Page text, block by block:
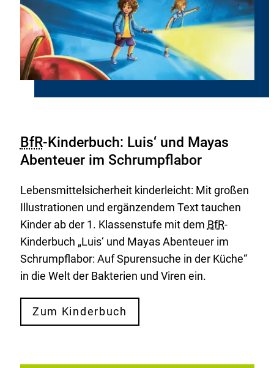
BfR-Kinderbuch: Luis‘ und Mayas
Abenteuer im Schrumpflabor
Lebensmittelsicherheit kinderleicht: Mit großen
Illustrationen und ergänzendem Text tauchen
Kinder ab der 1. Klassenstufe mit dem BfR-
Kinderbuch „Luis‘ und Mayas Abenteuer im
Schrumpflabor: Auf Spurensuche in der Küche“
in die Welt der Bakterien und Viren ein.
Zum Kinderbuch